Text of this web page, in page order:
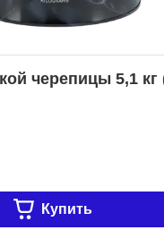
черепицы 5,1 кг
Купить